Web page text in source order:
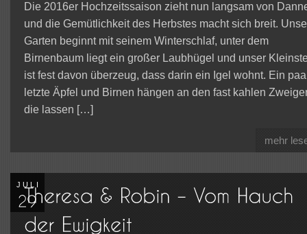
Die 2016er Hochzeitssaison zieht nun langsam von
und die Gemütlichkeit des Herbstes macht sich breit.
Garten beginnt mit seinem Winterschlaf, unter dem
Birnenbaum liegt ein großer Laubhügel und unser
ist fest davon überzeug, dass darin ein Igel wohnt. Ein
letzte Äpfel und Birnen hängen an den fast kahlen
die lassen […]
mehr
JULI